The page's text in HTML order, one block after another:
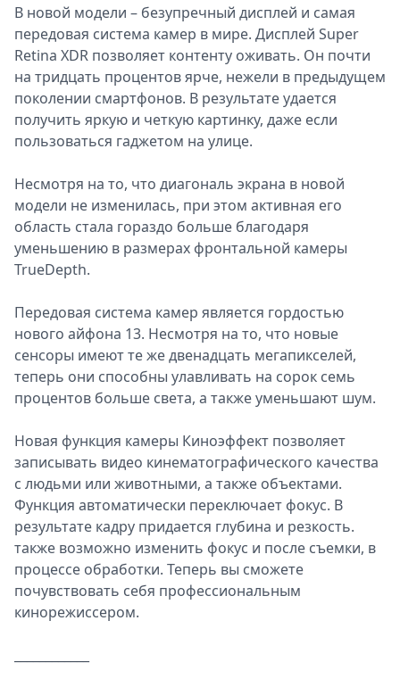
В новой модели – безупречный дисплей и самая
передовая система камер в мире. Дисплей Super
Retina XDR позволяет контенту оживать. Он почти
на тридцать процентов ярче, нежели в предыдущем
поколении смартфонов. В результате удается
получить яркую и четкую картинку, даже если
пользоваться гаджетом на улице.
Несмотря на то, что диагональ экрана в новой
модели не изменилась, при этом активная его
область стала гораздо больше благодаря
уменьшению в размерах фронтальной камеры
TrueDepth.
Передовая система камер является гордостью
нового айфона 13. Несмотря на то, что новые
сенсоры имеют те же двенадцать мегапикселей,
теперь они способны улавливать на сорок семь
процентов больше света, а также уменьшают шум.
Новая функция камеры Киноэффект позволяет
записывать видео кинематографического качества
с людьми или животными, а также объектами.
Функция автоматически переключает фокус. В
результате кадру придается глубина и резкость.
также возможно изменить фокус и после съемки, в
процессе обработки. Теперь вы сможете
почувствовать себя профессиональным
кинорежиссером.